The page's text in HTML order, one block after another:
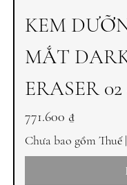
KEM
MẮT
ERASER
Giá
771.600 ₫
Chưa bao gồm Thuế|